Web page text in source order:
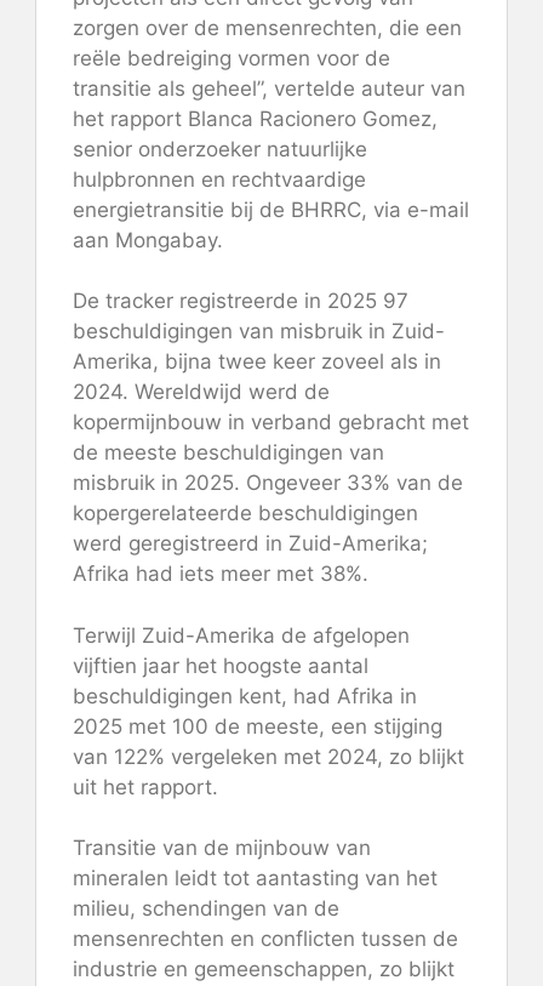
zorgen over de mensenrechten, die een
reële bedreiging vormen voor de
transitie als geheel”, vertelde auteur van
het rapport Blanca Racionero Gomez,
senior onderzoeker natuurlijke
hulpbronnen en rechtvaardige
energietransitie bij de BHRRC, via e-mail
aan Mongabay.
De tracker registreerde in 2025 97
beschuldigingen van misbruik in Zuid-
Amerika, bijna twee keer zoveel als in
2024. Wereldwijd werd de
kopermijnbouw in verband gebracht met
de meeste beschuldigingen van
misbruik in 2025. Ongeveer 33% van de
kopergerelateerde beschuldigingen
werd geregistreerd in Zuid-Amerika;
Afrika had iets meer met 38%.
Terwijl Zuid-Amerika de afgelopen
vijftien jaar het hoogste aantal
beschuldigingen kent, had Afrika in
2025 met 100 de meeste, een stijging
van 122% vergeleken met 2024, zo blijkt
uit het rapport.
Transitie van de mijnbouw van
mineralen leidt tot aantasting van het
milieu, schendingen van de
mensenrechten en conflicten tussen de
industrie en gemeenschappen, zo blijkt